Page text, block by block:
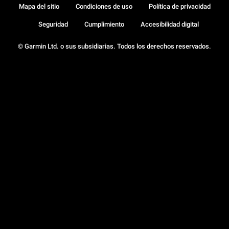
© Garmin Ltd. o sus subsidiarias. Todos los derechos reservados.
Mapa del sitio Condiciones de uso Política de privacidad
Seguridad Cumplimiento Accesibilidad digital